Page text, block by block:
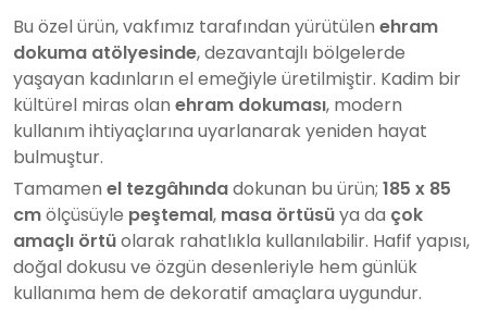
Bu özel ürün, vakfımız tarafından yürütülen ehram
dokuma atölyesinde, dezavantajlı bölgelerde
yaşayan kadınların el emeğiyle üretilmiştir. Kadim bir
kültürel miras olan ehram dokuması, modern
kullanım ihtiyaçlarına uyarlanarak yeniden hayat
bulmuştur.
Tamamen el tezgâhındadokunan bu ürün; 185 x 85
cmölçüsüyle peştemal, masa örtüsüya da çok
amaçlı örtüolarak rahatlıkla kullanılabilir. Hafif yapısı,
doğal dokusu ve özgün desenleriyle hem günlük
kullanıma hem de dekoratif amaçlara uygundur.